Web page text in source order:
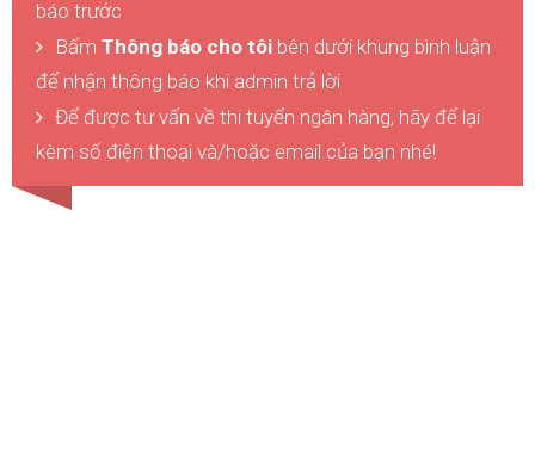
báo trước
Bấm Thông báo cho tôi bên dưới khung bình luận
để nhận thông báo khi admin trả lời
Để được tư vấn về thi tuyển ngân hàng, hãy để lại
kèm số điện thoại và/hoặc email của bạn nhé!